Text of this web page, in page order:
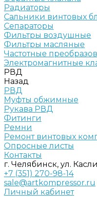
Радиаторы
Сальники винтовых
Сепараторы
Фильтры воздушные
Фильтры масляные
Частотные
Электромагнитные
РВД
Назад
РВД
Муфты обжимные
Рукава РВД
Фитинги
Ремни
Ремонт винтовых
Опросные листы
Контакты
г. Челябинск, ул.
+7 (351) 270-98-14
sale@artkompressor.ru
Личный кабинет